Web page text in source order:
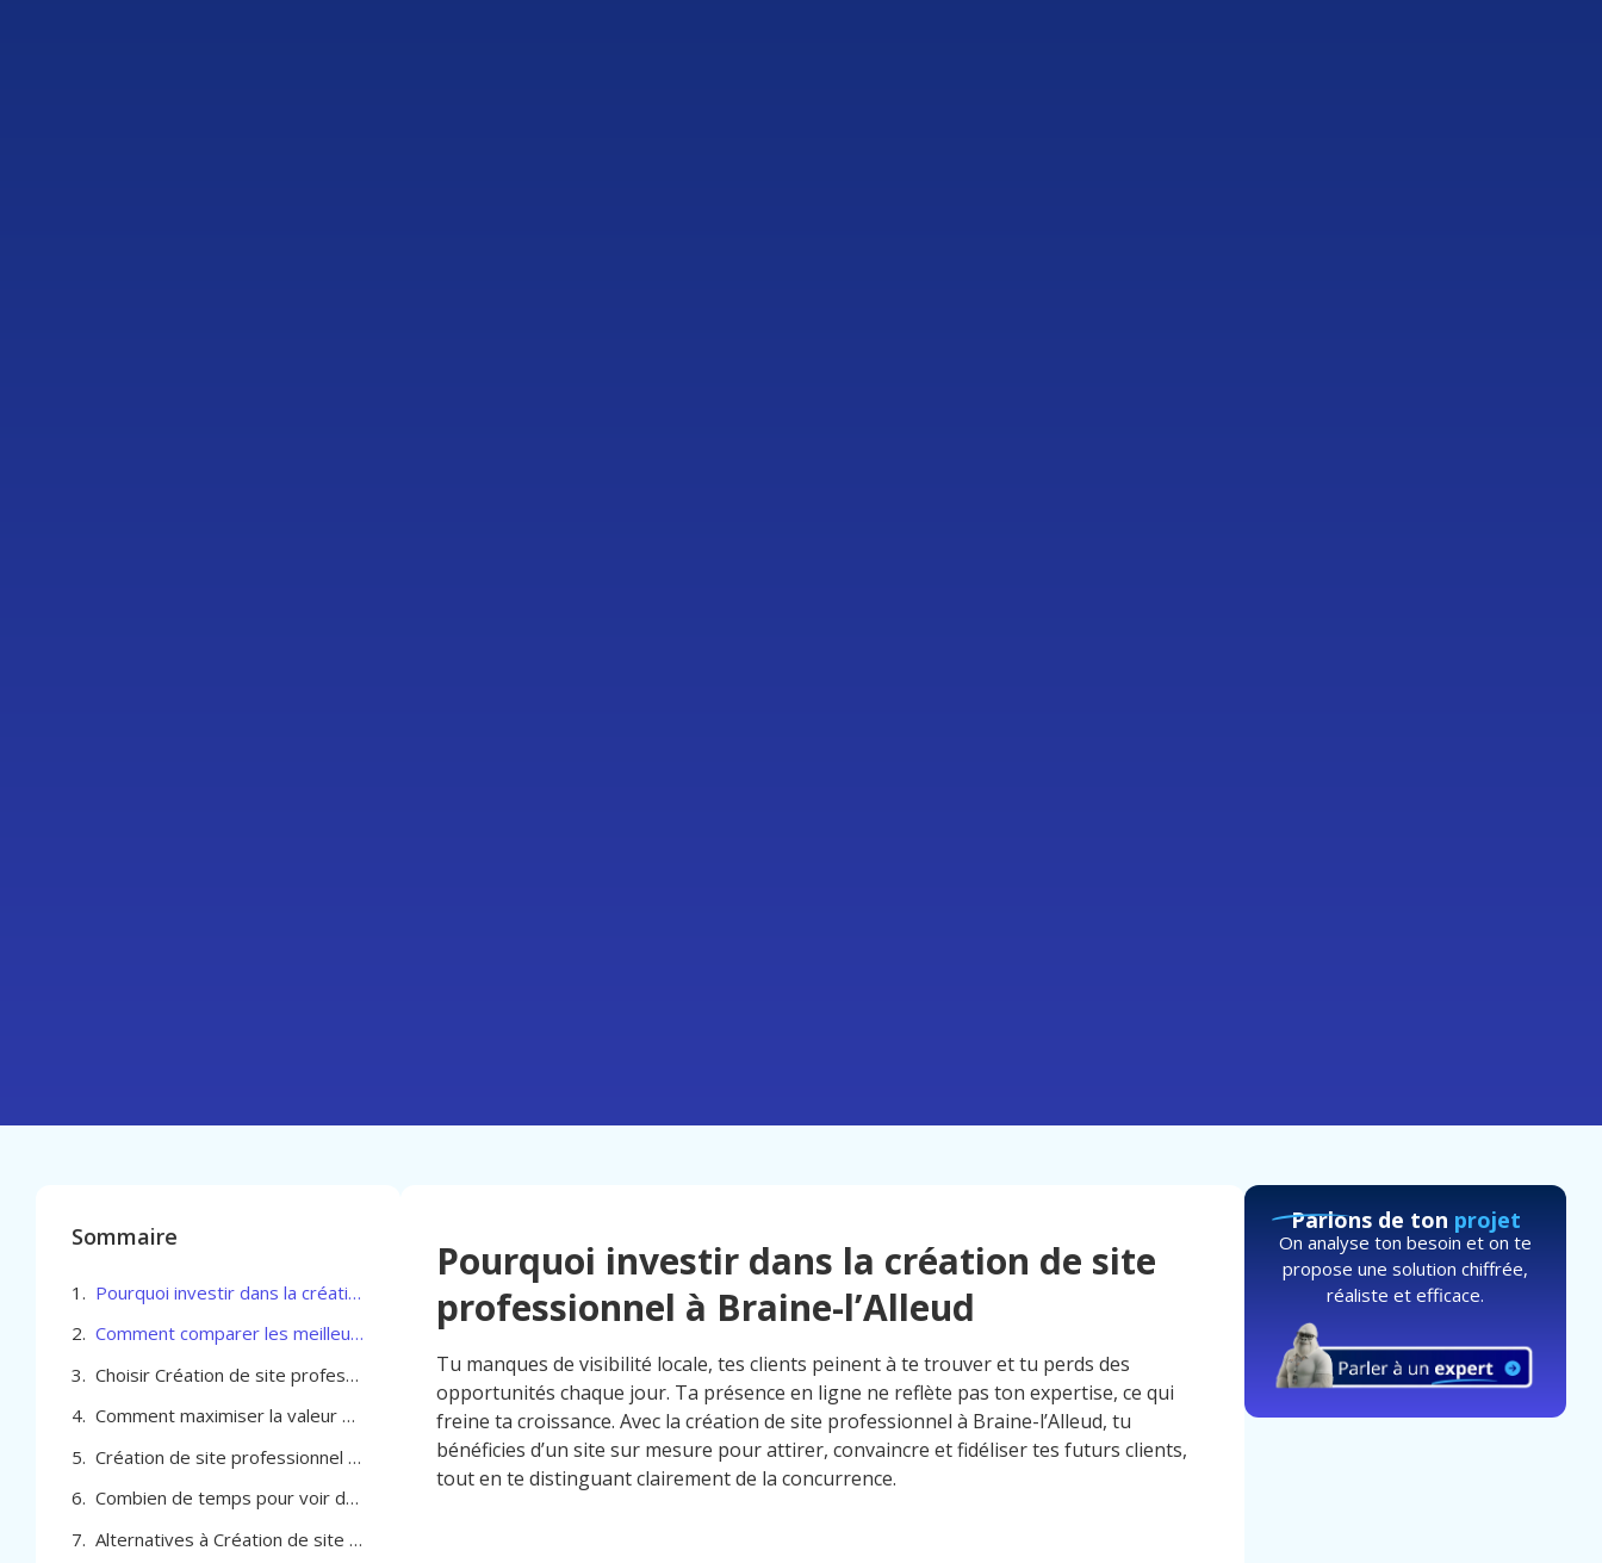
Sommaire
Pourquoi investir dans la création de site professionnel à Braine-l’Alleud
Comment comparer les meilleures agences pour la Création de site professionnel à Braine-l’Alleud
Choisir Création de site professionnel à Braine-l’Alleud selon vos enjeux locaux et performances attendues
Comment maximiser la valeur de la Création de site professionnel à Braine-l’Alleud ?
Création de site professionnel à Braine-l’Alleud
Combien de temps pour voir des résultats avec la création de site professionnel à Braine-l’Alleud
Alternatives à Création de site professionnel à Braine-l’Alleud
Pourquoi investir dans la création de site
professionnel à Braine-l’Alleud
Tu manques de visibilité locale, tes clients peinent à te trouver et tu perds des
opportunités chaque jour. Ta présence en ligne ne reflète pas ton expertise, ce qui
freine ta croissance. Avec la création de site professionnel à Braine-l’Alleud, tu
bénéficies d’un site sur mesure pour attirer, convaincre et fidéliser tes futurs clients,
tout en te distinguant clairement de la concurrence.
Parlons de ton projet
On analyse ton besoin et on te
propose une solution chiffrée,
réaliste et efficace.